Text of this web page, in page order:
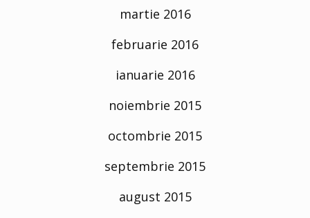
martie 2016
februarie 2016
ianuarie 2016
noiembrie 2015
octombrie 2015
septembrie 2015
august 2015